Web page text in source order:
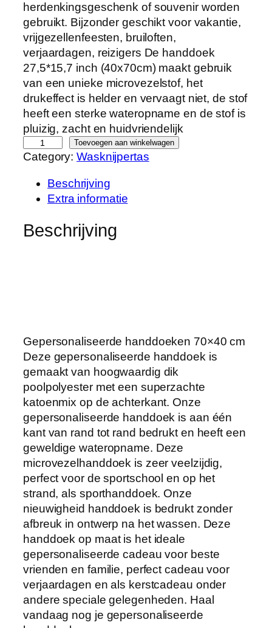
herdenkingsgeschenk of souvenir worden
gebruikt. Bijzonder geschikt voor vakantie,
vrijgezellenfeesten, bruiloften,
verjaardagen, reizigers De handdoek
27,5*15,7 inch (40x70cm) maakt gebruik
van een unieke microvezelstof, het
drukeffect is helder en vervaagt niet, de stof
heeft een sterke wateropname en de stof is
pluizig, zacht en huidvriendelijk
f
a
u
w
e
n
A
z
t
e
e
k
s
e
E
t
n
i
c
V
i
Toevoegen aan winkelwagen
Category:Wasknijpertas
Beschrijving
Extra informatie
Beschrijving
Gepersonaliseerde handdoeken 70×40 cm
Deze gepersonaliseerde handdoek is
gemaakt van hoogwaardig dik
poolpolyester met een superzachte
katoenmix op de achterkant. Onze
gepersonaliseerde handdoek is aan één
kant van rand tot rand bedrukt en heeft een
geweldige wateropname. Deze
microvezelhanddoek is zeer veelzijdig,
perfect voor de sportschool en op het
strand, als sporthanddoek. Onze
nieuwigheid handdoek is bedrukt zonder
afbreuk in ontwerp na het wassen. Deze
handdoek op maat is het ideale
gepersonaliseerde cadeau voor beste
vrienden en familie, perfect cadeau voor
verjaardagen en als kerstcadeau onder
andere speciale gelegenheden. Haal
vandaag nog je gepersonaliseerde